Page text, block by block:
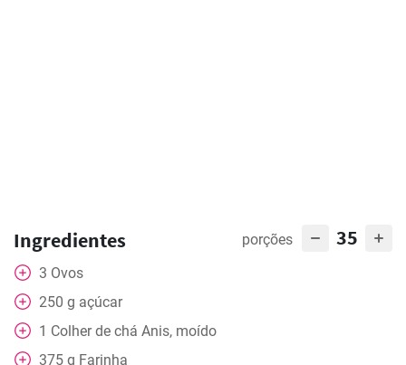
Ingredientes porções 35
3 Ovos
250 g açúcar
1 Colher de chá Anis, moído
375 g Farinha